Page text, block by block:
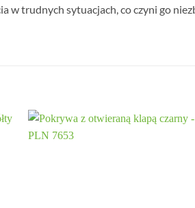
w trudnych sytuacjach, co czyni go